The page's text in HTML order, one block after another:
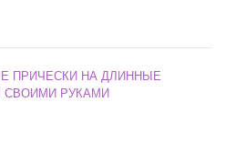
ПРИЧЕСКИ НА ДЛИННЫЕ
РУКАМИ